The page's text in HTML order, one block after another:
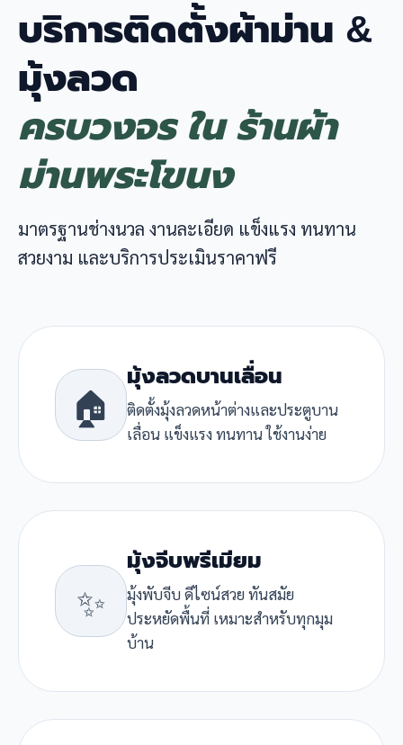
บริการติดตั้งผ้าม่าน &
มุ้งลวด
ครบวงจร ใน ร้านผ้า
ม่านพระโขนง
มาตรฐานช่างนวล งานละเอียด แข็งแรง ทนทาน
สวยงาม และบริการประเมินราคาฟรี
🏠
มุ้งลวดบานเลื่อน
ติดตั้งมุ้งลวดหน้าต่างและประตูบาน
เลื่อน แข็งแรง ทนทาน ใช้งานง่าย
✨
มุ้งจีบพรีเมียม
มุ้งพับจีบ ดีไซน์สวย ทันสมัย
ประหยัดพื้นที่ เหมาะสำหรับทุกมุม
บ้าน